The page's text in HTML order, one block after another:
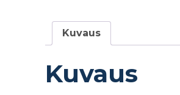
Kuvaus
Kuvaus